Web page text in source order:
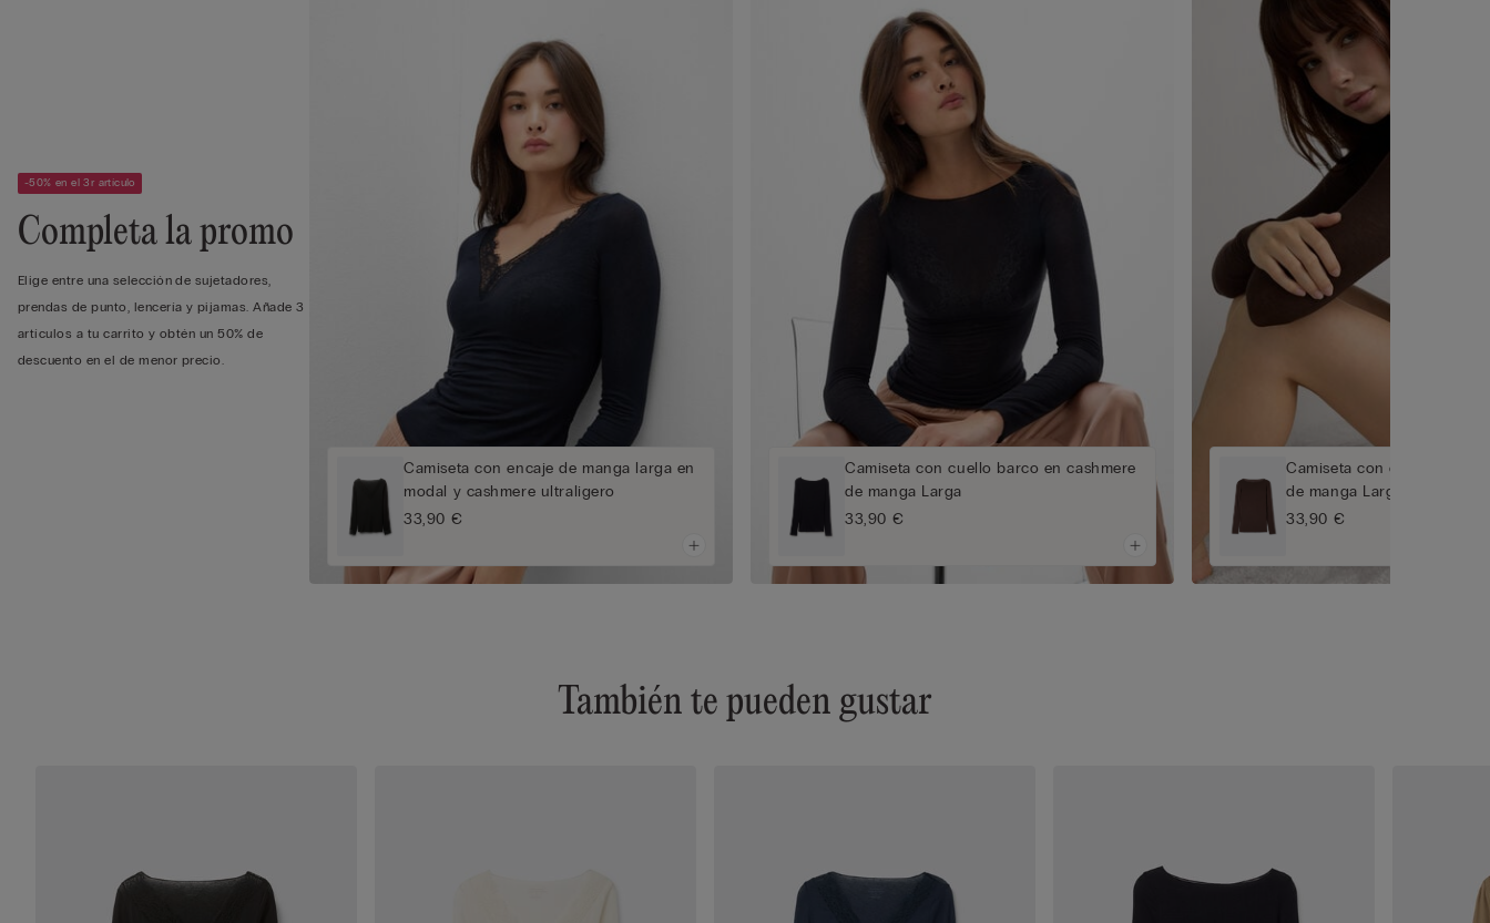
-50% en el 3r artículo
Completa la promo
Elige entre una selección de sujetadores,
prendas de punto, lencería y pijamas. Añade 3
artículos a tu carrito y obtén un 50% de
descuento en el de menor precio.
Camiseta con encaje de manga larga en
modal y cashmere ultraligero
33,90 €
Camiseta con cuello barco en cashmere
de manga Larga
33,90 €
Camiseta con cuello barco
de manga Larga
33,90 €
También te pueden gustar